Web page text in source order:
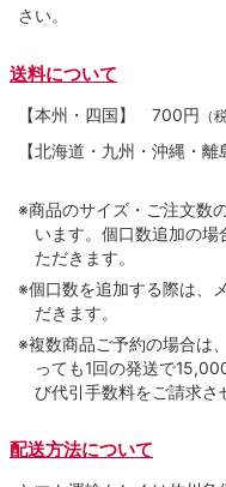
さい。
送料について
【本州・四国】 700円 （
【北海道・九州・沖縄・
※商品のサイズ・ご注文数
います。個口数追加の
ただきます。
※個口数を追加する際は、
だきます。
※複数商品ご予約の場合は
っても1回の発送で
び代引手数料をご請求さ
配送方法について